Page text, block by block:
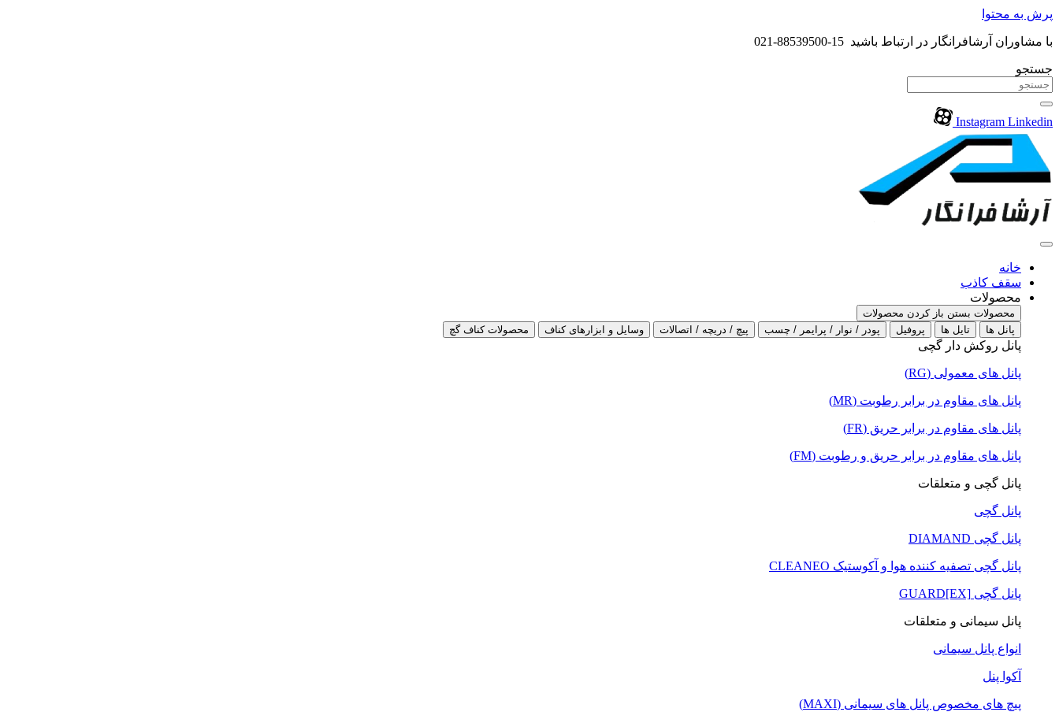
پرش به محتوا
با مشاوران آرشافرانگار در ارتباط باشید 15-88539500-021
جستجو
Instagram Linkedin
خانه
سقف کاذب
محصولات
محصولات بستن باز کردن محصولات
پانل ها
تایل ها پروفیل پودر / نوار / پرایمر / چسب پیچ / دریچه / اتصالات وسایل و ابزارهای کناف محصولات کناف گچ
پانل روکش دار گچی
پانل های معمولی (RG)
پانل های مقاوم در برابر رطوبت (MR)
پانل های مقاوم در برابر حریق (FR)
پانل های مقاوم در برابر حریق و رطوبت (FM)
پانل گچی و متعلقات
پانل گچی
پانل گچی DIAMAND
پانل گچی تصفیه کننده هوا و آکوستیک CLEANEO
پانل گچی GUARD[EX]
پانل سیمانی و متعلقات
انواع پانل سیمانی
آکوا پنل
پیچ های مخصوص پانل های سیمانی (MAXI)